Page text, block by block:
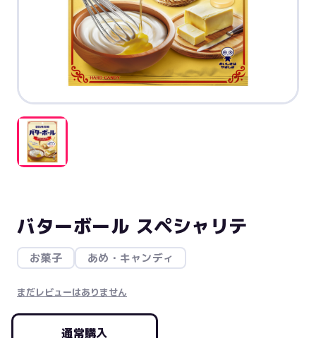
バターボール スペシャリテ
お菓子 あめ・キャンディ
まだレビューはありません
通常購入